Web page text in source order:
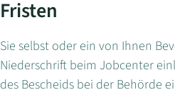
Fristen
Sie selbst oder ein von Ihnen
Niederschrift beim Jobcenter
des Bescheids bei der Behörde